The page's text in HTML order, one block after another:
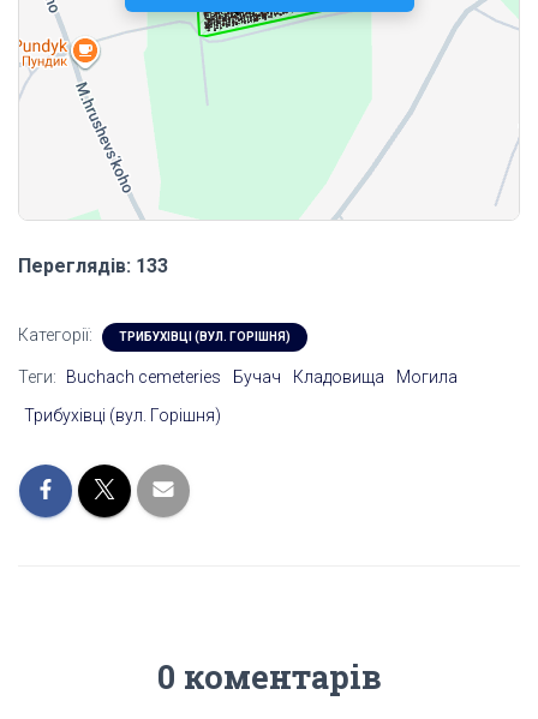
Переглядів: 133
Категорії: ТРИБУХІВЦІ (ВУЛ. ГОРІШНЯ)
Теги: Buchach cemeteries Бучач Кладовища
Могила
Трибухівці (вул. Горішня)
0 коментарів